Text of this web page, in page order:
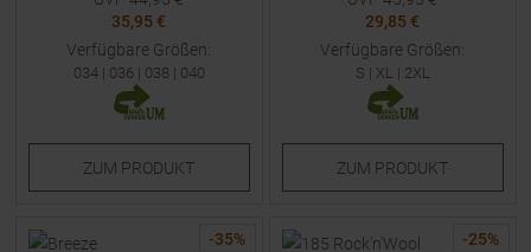
35,95 €
Verfügbare Größen:
034| 036 | 038 | 040
ZUM PRODUKT
29,85 €
Verfügbare Größen:
S | XL | 2XL
ZUM PRODUKT
-35% -25%